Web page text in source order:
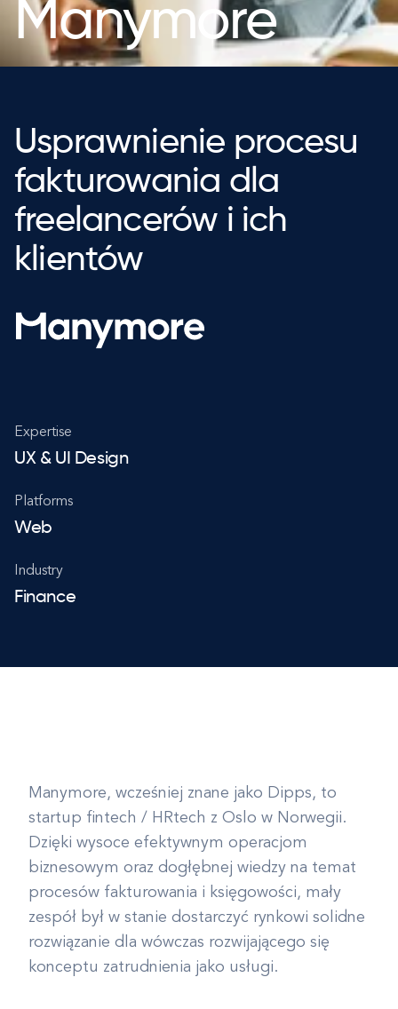
Manymore
Usprawnienie procesu
fakturowania dla
freelancerów i ich
klientów
Expertise
UX & UI Design
Platforms
Web
Industry
Finance
Manymore, wcześniej znane jako Dipps, to
startup fintech / HRtech z Oslo w Norwegii.
Dzięki wysoce efektywnym operacjom
biznesowym oraz dogłębnej wiedzy na temat
procesów fakturowania i księgowości, mały
zespół był w stanie dostarczyć rynkowi solidne
rozwiązanie dla wówczas rozwijającego się
konceptu zatrudnienia jako usługi.